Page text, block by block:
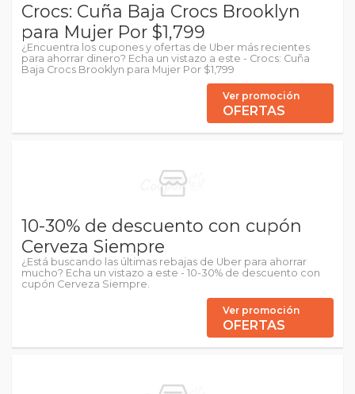
Crocs: Cuña Baja Crocs Brooklyn
para Mujer Por $1,799
¿Encuentra los cupones y ofertas de Uber más recientes
para ahorrar dinero? Echa un vistazo a este - Crocs: Cuña
Baja Crocs Brooklyn para Mujer Por $1,799
Ver promoción
OFERTAS
10-30% de descuento con cupón
Cerveza Siempre
¿Está buscando las últimas rebajas de Uber para ahorrar
mucho? Echa un vistazo a este - 10-30% de descuento con
cupón Cerveza Siempre.
Ver promoción
OFERTAS